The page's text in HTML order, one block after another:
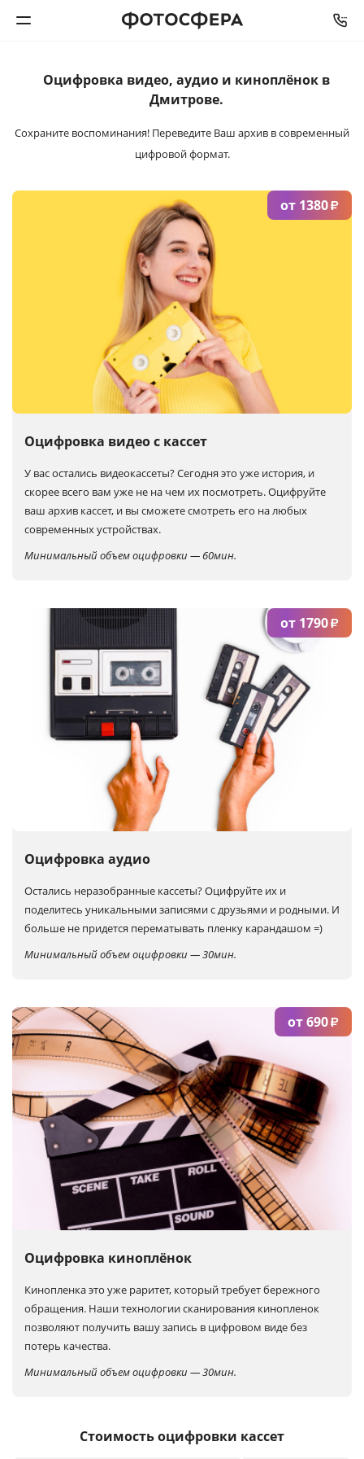
Печать фото
Фотокниги
Багетная мастерская
Услуги и сервис
Оцифровка видео, аудио и киноплёнокв
Дмитрове.
Сохраните воспоминания! Переведите Ваш архив в современный
цифровой формат.
Оцифровка видео с кассет
У вас остались видеокассеты? Сегодня это уже история, и
скорее всего вам уже не на чем их посмотреть. Оцифруйте
ваш архив кассет, и вы сможете смотреть его на любых
современных устройствах.
Минимальный объем оцифровки — 60мин.
от 1380₽
Оцифровка аудио
Остались неразобранные кассеты?Оцифруйте их и
поделитесь уникальными записями с друзьями и родными. И
больше не придется перематывать пленку карандашом =)
Минимальный объем оцифровки — 30мин.
от 1790₽
Оцифровка киноплёнок
Кинопленка это уже раритет, который требует бережного
обращения. Наши технологии сканирования кинопленок
позволяют получить вашу запись в цифровом виде без
потерь качества.
Минимальный объем оцифровки — 30мин.
от 690₽
Стоимость оцифровки кассет